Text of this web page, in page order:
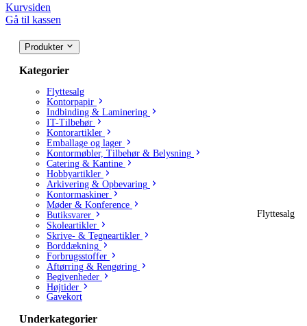
Kurvsiden
Gå til kassen
Produkter
Kategorier
Flyttesalg
Kontorpapir
Indbinding & Laminering
IT-Tilbehør
Kontorartikler
Emballage og lager
Kontormøbler, Tilbehør & Belysning
Catering & Kantine
Hobbyartikler
Arkivering & Opbevaring
Kontormaskiner
Møder & Konference
Butiksvarer
Skoleartikler
Skrive- & Tegneartikler
Borddækning
Forbrugsstoffer
Aftørring & Rengøring
Begivenheder
Højtider
Gavekort
Underkategorier
Flyttesalg